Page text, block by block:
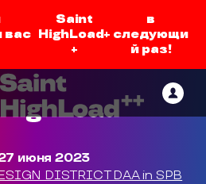
вас
Saint
HighLoad+
+
в
следующи
й раз!
июня 2023
DISTRICT DAA in SPB